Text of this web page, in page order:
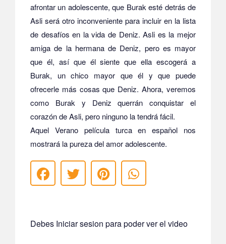
afrontar un adolescente, que Burak esté detrás de
Asli será otro inconveniente para incluir en la lista
de desafíos en la vida de Deniz. Asli es la mejor
amiga de la hermana de Deniz, pero es mayor
que él, así que él siente que ella escogerá a
Burak, un chico mayor que él y que puede
ofrecerle más cosas que Deniz. Ahora, veremos
como Burak y Deniz querrán conquistar el
corazón de Asli, pero ninguno la tendrá fácil.
Aquel Verano película turca en español nos
mostrará la pureza del amor adolescente.
Debes Iniciar sesion para poder ver el video